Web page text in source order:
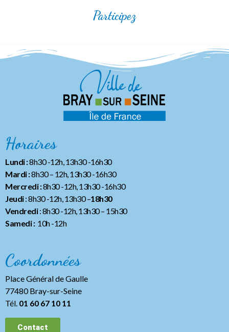
Participez
Horaires
Lundi :8h30 -12h, 13h30 -16h30
Mardi :8h30 – 12h, 13h30 -16h30
Mercredi :8h30 -12h, 13h30 -16h30
Jeudi: 8h30 -12h, 13h30 –18h30
Vendredi: 8h30 -12h, 13h30– 15h30
Samedi :10h -12h
Coordonnées
Place Général de Gaulle
77480 Bray-sur-Seine
Tél. 01 60 67 10 11
Contact